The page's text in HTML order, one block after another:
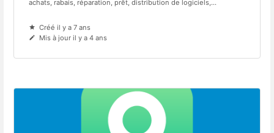
achats, rabais, réparation, prêt, distribution de logiciels,...
Créé il y a 7 ans
Mis à jour il y a 4 ans